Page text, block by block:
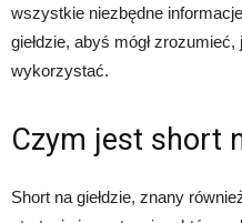
wszystkie niezbędne
giełdzie, abyś mógł
wykorzystać.
Czym jest short
Short na giełdzie, znany